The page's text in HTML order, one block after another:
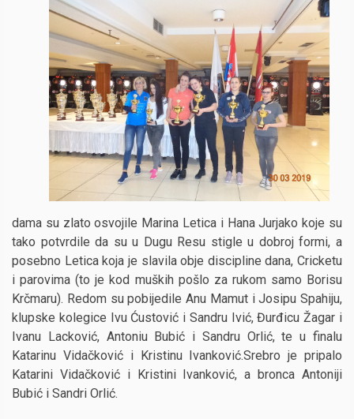
dama su zlato osvojile Marina Letica i Hana Jurjako koje su
tako potvrdile da su u Dugu Resu stigle u dobroj formi, a
posebno Letica koja je slavila obje discipline dana, Cricketu
i parovima (to je kod muških pošlo za rukom samo Borisu
Krčmaru). Redom su pobijedile Anu Mamut i Josipu Spahiju,
klupske kolegice Ivu Ćustović i Sandru Ivić, Đurđicu Žagar i
Ivanu Lacković, Antoniu Bubić i Sandru Orlić, te u finalu
Katarinu Vidačković i Kristinu Ivanković.Srebro je pripalo
Katarini Vidačković i Kristini Ivanković, a bronca Antoniji
Bubić i Sandri Orlić.